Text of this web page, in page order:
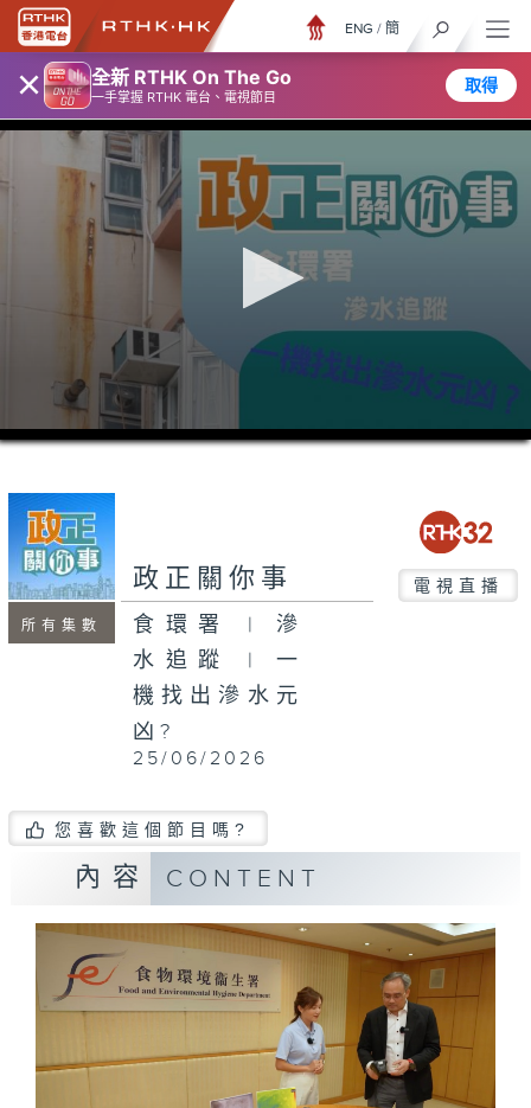
× 全新 RTHK On The Go
一手掌握 RTHK 電台、電視節目
取得
ENG / 簡
0
seconds
minutes,
seconds
所有集數
政正關你事 電視直播
食環署 | 滲
水追蹤 | 一
機找出滲水元
凶?
25/06/2026
您喜歡這個節目嗎?
內容 CONTENT